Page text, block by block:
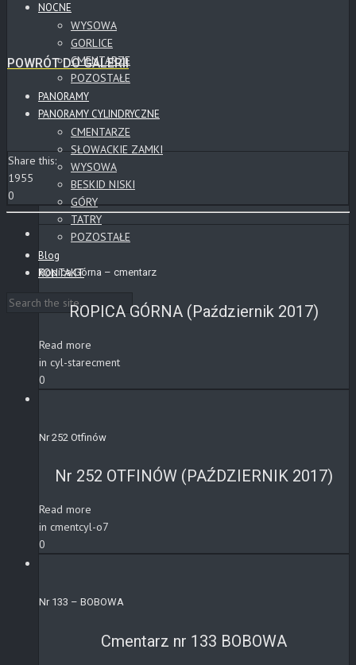
NOCNE
WYSOWA
GORLICE
CMENTARZE
POZOSTAŁE
PANORAMY
PANORAMY CYLINDRYCZNE
CMENTARZE
SŁOWACKIE ZAMKI
WYSOWA
BESKID NISKI
GÓRY
TATRY
POZOSTAŁE
Blog
KONTAKT
POWRÓT DO GALERII
Share this:
1955
0
Ropica Górna – cmentarz
ROPICA GÓRNA (Październik 2017)
Read more
in cyl-starecment
0
Nr 252 Otfinów
Nr 252 OTFINÓW (PAŹDZIERNIK 2017)
Read more
in cmentcyl-o7
0
Nr 133 – BOBOWA
Cmentarz nr 133 BOBOWA